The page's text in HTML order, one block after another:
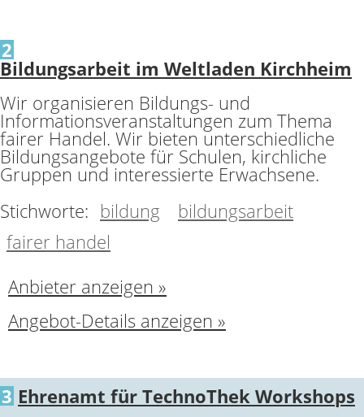
2
Bildungsarbeit im Weltladen Kirchheim
Wir organisieren Bildungs- und
Informationsveranstaltungen zum Thema
fairer Handel. Wir bieten unterschiedliche
Bildungsangebote für Schulen, kirchliche
Gruppen und interessierte Erwachsene.
Stichworte: bildung
bildungsarbeit
fairer handel
Anbieter anzeigen »
Angebot-Details anzeigen »
3 Ehrenamt für TechnoThek Workshops